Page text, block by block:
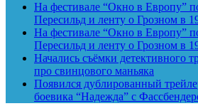
На фестивале “Окно в Европу”
Пересильд и ленту о Грозном в
На фестивале “Окно в Европу”
Пересильд и ленту о Грозном в
Начались съёмки детективного
про свинцового маньяка
Появился дублированный
боевика “Надежда” с